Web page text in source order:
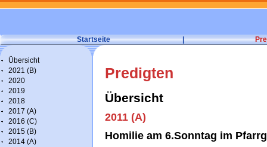
Startseite |
Übersicht
2021 (B)
2020
2019
2018
2017 (A)
2016 (C)
2015 (B)
2014 (A)
Predigten
Übersicht
2011 (A)
Homilie am 6.Sonntag im